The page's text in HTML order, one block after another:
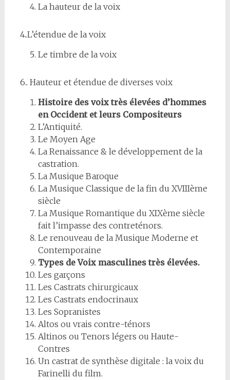
La hauteur de la voix
4..L’étendue de la voix
Le timbre de la voix
6.. Hauteur et étendue de diverses voix
Histoire des voix très élevées d’hommes
en Occident et leurs Compositeurs
L’Antiquité.
Le Moyen Age
La Renaissance & le développement de la
castration.
La Musique Baroque
La Musique Classique de la fin du XVIIIème
siècle
La Musique Romantique du XIXème siècle
fait l’impasse des contreténors.
Le renouveau de la Musique Moderne et
Contemporaine
Types de Voix masculines très élevées.
Les garçons
Les Castrats chirurgicaux
Les Castrats endocrinaux
Les Sopranistes
Altos ou vrais contre-ténors
Altinos ou Tenors légers ou Haute-
Contres
Un castrat de synthèse digitale : la voix du
Farinelli du film.